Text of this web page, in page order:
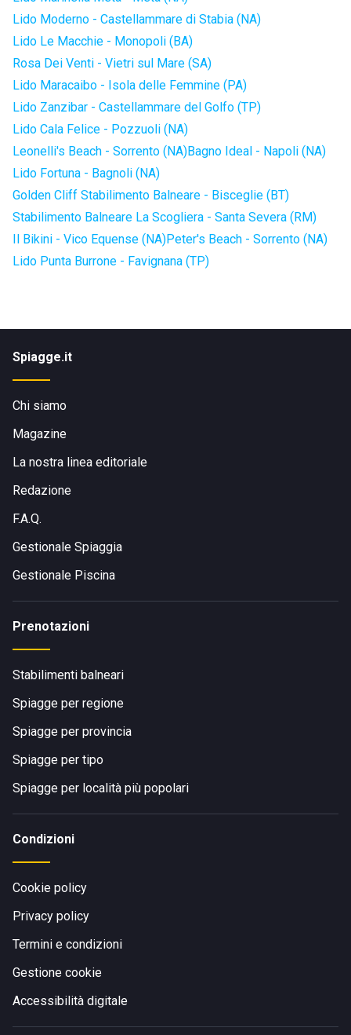
Lido Moderno - Castellammare di Stabia (NA)
Lido Le Macchie - Monopoli (BA)
Rosa Dei Venti - Vietri sul Mare (SA)
Lido Maracaibo - Isola delle Femmine (PA)
Lido Zanzibar - Castellammare del Golfo (TP)
Lido Cala Felice - Pozzuoli (NA)
Leonelli's Beach - Sorrento (NA)Bagno Ideal - Napoli (NA)
Lido Fortuna - Bagnoli (NA)
Golden Cliff Stabilimento Balneare - Bisceglie (BT)
Stabilimento Balneare La Scogliera - Santa Severa (RM)
Il Bikini - Vico Equense (NA)Peter's Beach - Sorrento (NA)
Lido Punta Burrone - Favignana (TP)
Spiagge.it
Chi siamo
Magazine
La nostra linea editoriale
Redazione
F.A.Q.
Gestionale Spiaggia
Gestionale Piscina
Prenotazioni
Stabilimenti balneari
Spiagge per regione
Spiagge per provincia
Spiagge per tipo
Spiagge per località più popolari
Condizioni
Cookie policy
Privacy policy
Termini e condizioni
Gestione cookie
Accessibilità digitale